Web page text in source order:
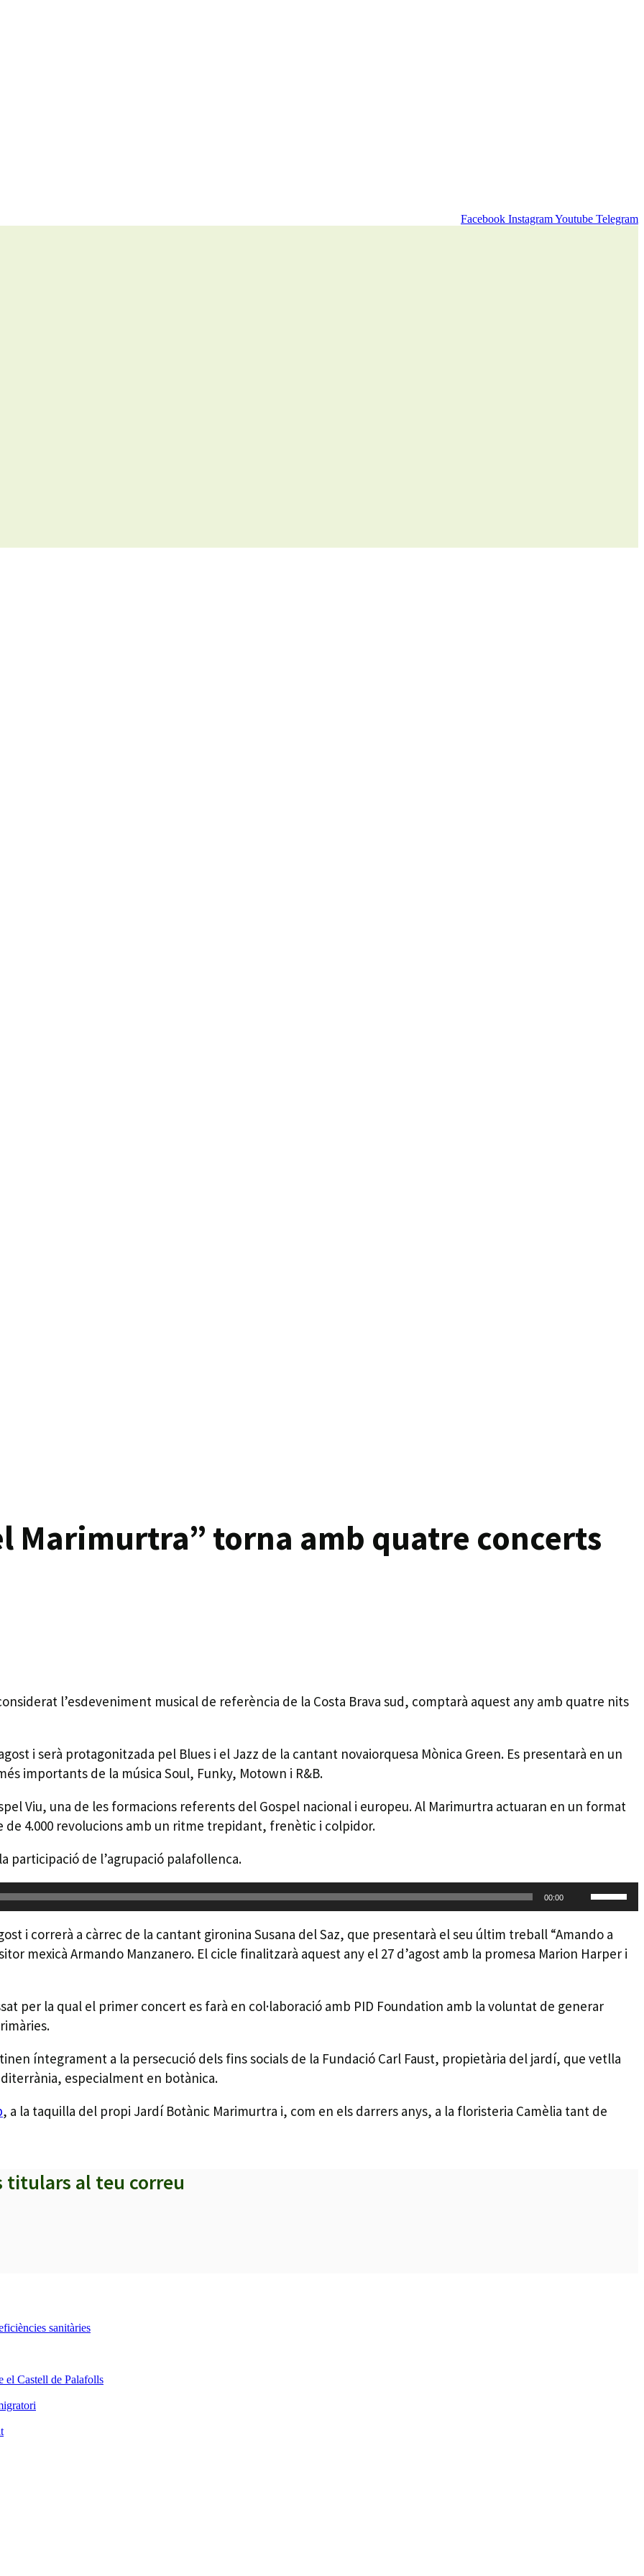
Facebook InstagramYoutube Telegram
Marimurtra” torna amb quatre concerts
l’esdeveniment musical de referència de la Costa Brava sud, comptarà aquest any amb quatre nits
i serà protagonitzada pel Blues i el Jazz de la cantant novaiorquesa Mònica Green. Es presentarà en un
importants de la música Soul, Funky, Motown i R&B.
Viu, una de les formacions referents del Gospel nacional i europeu. Al Marimurtra actuaran en un format
4.000 revolucions amb un ritme trepidant, frenètic i colpidor.
participació de l’agrupació palafollenca.
00:00
Feu
servir
les
tecles
cap
per
i correrà a càrrec de la cantant gironina Susana del Saz, que presentarà el seu últim treball “Amando a
mexicà Armando Manzanero. El cicle finalitzarà aquest any el 27 d’agost amb la promesa Marion Harper i
per la qual el primer concert es farà en col·laboració amb PID Foundation amb la voluntat de generar
íntegrament a la persecució dels fins socials de la Fundació Carl Faust, propietària del jardí, que vetlla
especialment en botànica.
, a la taquilla del propi Jardí Botànic Marimurtra i, com en els darrers anys, a la floristeria Camèlia tant de
titulars al teu correu
sanitàries
el Castell de Palafolls